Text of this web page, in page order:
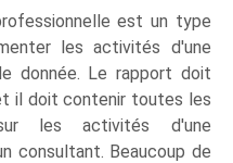
est un type
les activités d'une
donnée. Le rapport doit
il doit contenir toutes les
les activités d'une
consultant. Beaucoup de